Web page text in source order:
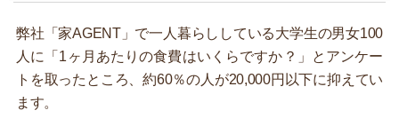
弊社「家AGENT」で一人暮らししている大学生の男女100
人に「1ヶ月あたりの食費はいくらですか？」とアンケー
トを取ったところ、約60％の人が20,000円以下に抑えてい
ます。